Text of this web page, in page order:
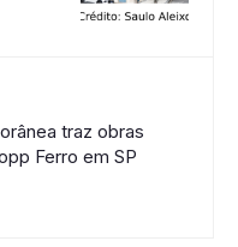
traz obras
Ferro em SP